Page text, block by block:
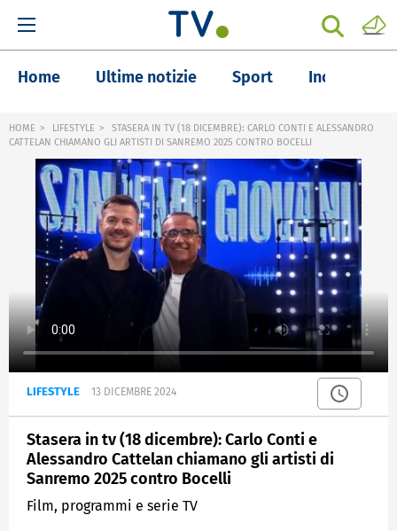
Home Ultime notizie Sport Inchieste
HOME LIFESTYLE
STASERA IN TV (18 DICEMBRE): CARLO CONTI E ALESSANDRO
CATTELAN CHIAMANO GLI ARTISTI DI SANREMO 2025 CONTRO BOCELLI
LIFESTYLE 13 DICEMBRE 2024
Stasera in tv (18 dicembre): Carlo Conti e
Alessandro Cattelan chiamano gli artisti di
Sanremo 2025 contro Bocelli
Film, programmi e serie TV